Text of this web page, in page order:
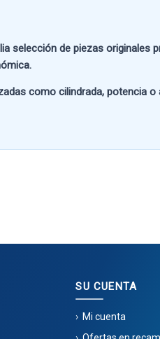
selección de piezas originales
como cilindrada, potencia
SU CUENTA
Mi cuenta